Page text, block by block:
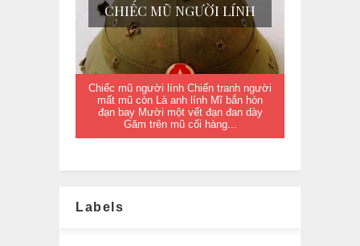
CHIẾC MŨ NGƯỜI LÍNH
Chiếc mũ người lính Chiến tranh người
mất mũ còn Là anh lính Mĩ bắn hòn
đạn bay Mười một vết đạn đan dày
Găm trên mũ cối hàng...
Labels